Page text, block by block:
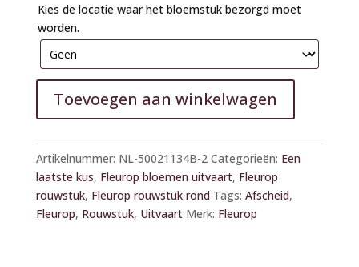
Kies de locatie waar het bloemstuk bezorgd moet
worden.
Toevoegen aan winkelwagen
l
t
e
r
n
Artikelnummer: NL-50021134B-2 Categorieën: Een
laatste kus, Fleurop bloemen uitvaart, Fleurop
rouwstuk, Fleurop rouwstuk rond Tags: Afscheid,
Fleurop, Rouwstuk, Uitvaart Merk: Fleurop